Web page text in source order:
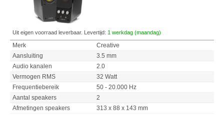
Uit eigen voorraad leverbaar. Levertijd: 1 werkdag (maandag)
Merk
Creative
Aansluiting
3.5 mm
Audio kanalen
2.0
Vermogen RMS
32 Watt
Frequentiebereik
50 - 20.000 Hz
Aantal speakers
2
Afmetingen speakers
313 x 88 x 143 mm